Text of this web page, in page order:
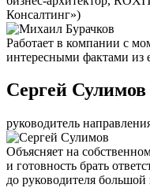
Консалтинг»)
Работает в компании с
интересными фактами из
Сергей Сулимов
руководитель
Объясняет на
и готовность брать
до руководителя